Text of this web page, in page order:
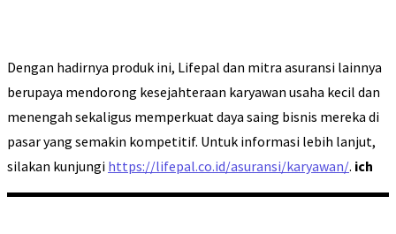
Dengan hadirnya produk ini, Lifepal dan mitra asuransi lainnya
berupaya mendorong kesejahteraan karyawan usaha kecil dan
menengah sekaligus memperkuat daya saing bisnis mereka di
pasar yang semakin kompetitif. Untuk informasi lebih lanjut,
silakan kunjungi https://lifepal.co.id/asuransi/karyawan/. ich